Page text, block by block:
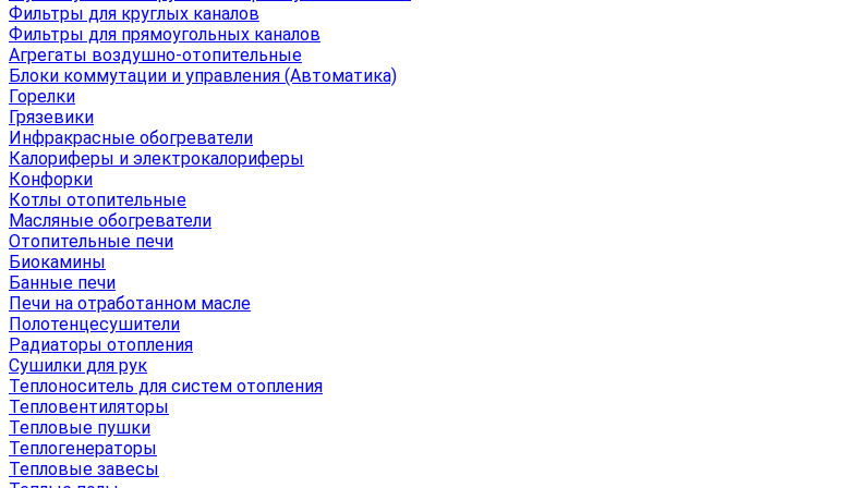
Фильтры для круглых каналов
Фильтры для прямоугольных каналов
Агрегаты воздушно-отопительные
Блоки коммутации и управления (Автоматика)
Горелки
Грязевики
Инфракрасные обогреватели
Калориферы и электрокалориферы
Конфорки
Котлы отопительные
Масляные обогреватели
Отопительные печи
Биокамины
Банные печи
Печи на отработанном масле
Полотенцесушители
Радиаторы отопления
Сушилки для рук
Теплоноситель для систем отопления
Тепловентиляторы
Тепловые пушки
Теплогенераторы
Тепловые завесы